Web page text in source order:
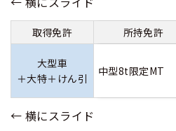
取得免許 所持免許
大型車
＋大特＋けん引
中型8t限定MT